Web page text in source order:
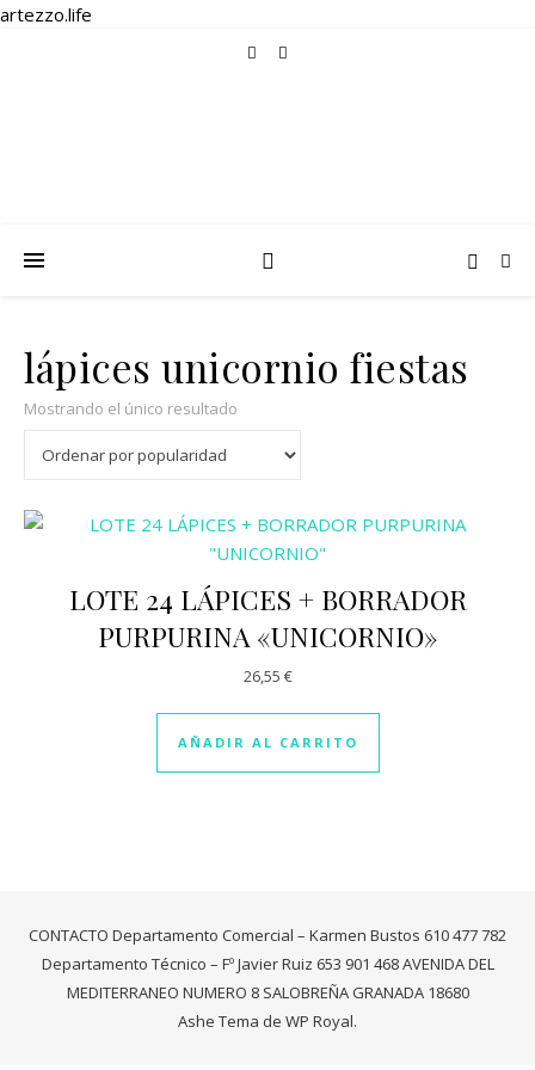
artezzo.life
lápices unicornio fiestas
Mostrando el único resultado
LOTE 24 LÁPICES + BORRADOR
PURPURINA «UNICORNIO»
26,55 €
AÑADIR AL CARRITO
CONTACTO Departamento Comercial – Karmen Bustos 610 477 782
Departamento Técnico – Fº Javier Ruiz 653 901 468 AVENIDA DEL
MEDITERRANEO NUMERO 8 SALOBREÑA GRANADA 18680
Ashe Tema de WP Royal.